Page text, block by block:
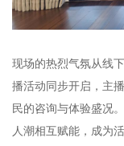
现场的热烈气氛从线
播活动同步开启，主
民的咨询与体验盛况
人潮相互赋能，成为